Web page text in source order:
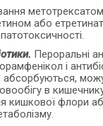
або
Пероральні
і
абсорбуються,
в кишечнику
кишкової флори